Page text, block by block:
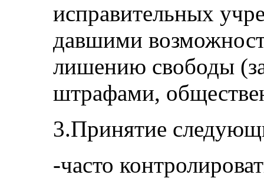
исправительных
давшими
лишению свободы
штрафами,
3.Принятие
-часто